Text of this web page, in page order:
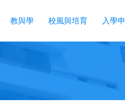
教與學 校風與培育 入學